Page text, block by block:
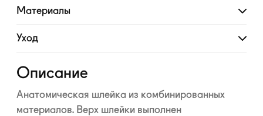
Материалы
Развернуть
Уход
Развернуть
Описание
Анатомическая шлейка из комбинированных
материалов. Верх шлейки выполнен